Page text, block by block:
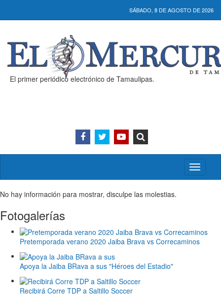
SÁBADO, 8 DE AGOSTO DE 2026
El primer periódico electrónico de Tamaulipas.
Activar/
menú
No hay información para mostrar, disculpe las molestias.
Fotogalerías
Pretemporada verano 2020 Jaiba Brava vs Correcaminos
Apoya la Jaiba BRava a sus "Héroes del Estadio"
Recibirá Corre TDP a Saltillo Soccer